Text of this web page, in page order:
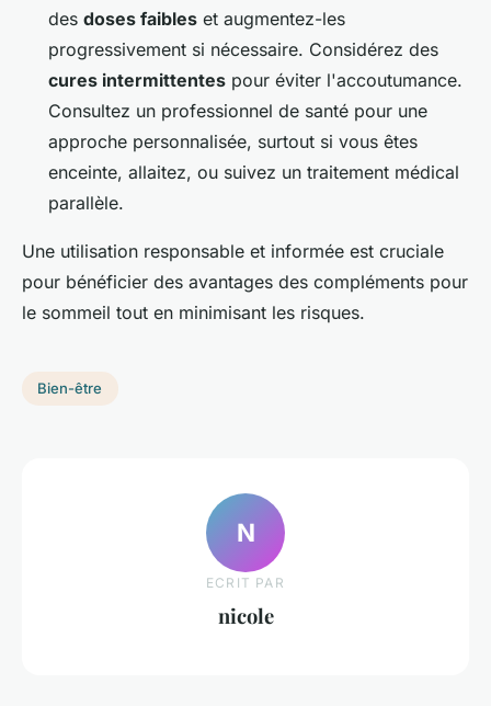
des doses faibles et augmentez-les
progressivement si nécessaire. Considérez des
cures intermittentes pour éviter l'accoutumance.
Consultez un professionnel de santé pour une
approche personnalisée, surtout si vous êtes
enceinte, allaitez, ou suivez un traitement médical
parallèle.
Une utilisation responsable et informée est cruciale
pour bénéficier des avantages des compléments pour
le sommeil tout en minimisant les risques.
Bien-être
N
ECRIT PAR
nicole